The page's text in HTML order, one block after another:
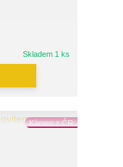
Skladem 1 ks
Kámen z ČR